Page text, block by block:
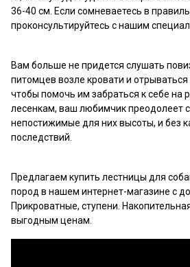
36-40 см. Если сомневаетесь в
проконсультируйтесь с нашим
Вам больше не придется слушать
питомцев возле кровати и
чтобы помочь им забраться к себе на
лесенкам, ваш любимчик преодолеет
непостижимые для них высоты, и без
последствий.
Предлагаем купить лестницы для
пород в нашем интернет-магазине с
Прикроватные, ступени.
выгодным ценам.